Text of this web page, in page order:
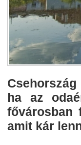
ha az
fővárosban
amit kár